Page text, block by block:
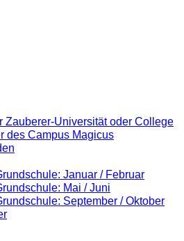
Universität oder College
Campus Magicus
Januar / Februar
Mai / Juni
September / Oktober